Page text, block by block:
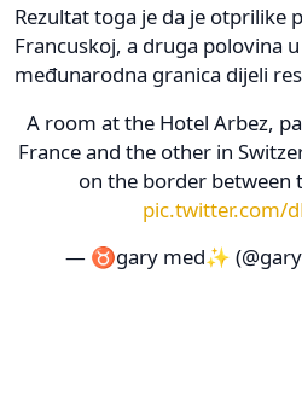
Rezultat toga je da je otprilike
Francuskoj, a druga polovina
međunarodna granica dijeli
A room at the Hotel Arbez,
France and the other in
on the border between
pic.twitter.com/
— ♉gary med✨